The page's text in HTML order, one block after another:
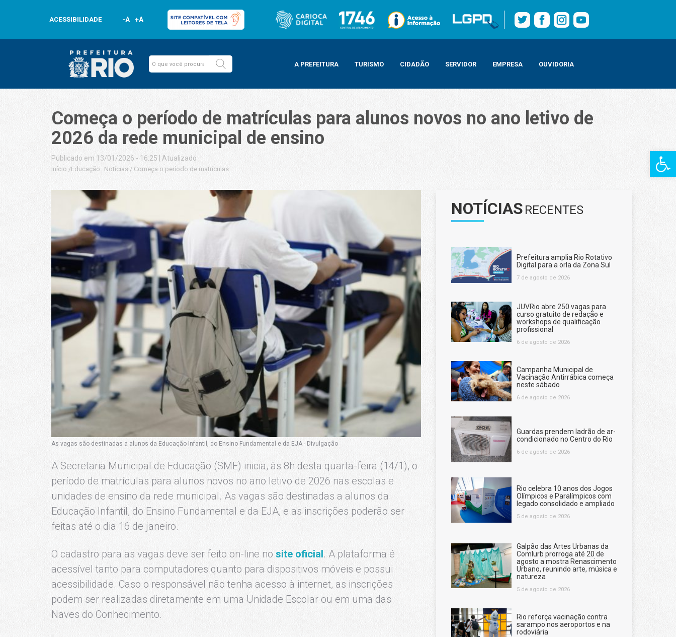
Barra de
ACESSIBILIDADE -A +A
A PREFEITURA TURISMO CIDADÃO SERVIDOR EMPRESA OUVIDORIA
Começa o período de matrículas para alunos novos no ano letivo de
2026 da rede municipal de ensino
Publicado em 13/01/2026 - 16:25 Atualizado
Início /Educação Notícias / Começa o período de matrículas para alunos novos no ano letivo de 2026 da rede municipal de ensino
As vagas são destinadas a alunos da Educação Infantil, do Ensino Fundamental e da EJA - Divulgação
A Secretaria Municipal de Educação (SME) inicia, às 8h desta quarta-feira (14/1), o
período de matrículas para alunos novos no ano letivo de 2026 nas escolas e
unidades de ensino da rede municipal. As vagas são destinadas a alunos da
Educação Infantil, do Ensino Fundamental e da EJA, e as inscrições poderão ser
feitas até o dia 16 de janeiro.
O cadastro para as vagas deve ser feito on-line no site oficial. A plataforma é
acessível tanto para computadores quanto para dispositivos móveis e possui
acessibilidade. Caso o responsável não tenha acesso à internet, as inscrições
podem ser realizadas diretamente em uma Unidade Escolar ou em uma das
Naves do Conhecimento.
NOTÍCIAS RECENTES
Prefeitura amplia Rio Rotativo
Digital para a orla da Zona Sul
7 de agosto de 2026
JUVRio abre 250 vagas para
curso gratuito de redação e
workshops de qualificação
profissional
6 de agosto de 2026
Campanha Municipal de
Vacinação Antirrábica começa
neste sábado
6 de agosto de 2026
Guardas prendem ladrão de ar-
condicionado no Centro do Rio
6 de agosto de 2026
Rio celebra 10 anos dos Jogos
Olímpicos e Paralímpicos com
legado consolidado e ampliado
5 de agosto de 2026
Galpão das Artes Urbanas da
Comlurb prorroga até 20 de
agosto a mostra Renascimento
Urbano, reunindo arte, música e
natureza
5 de agosto de 2026
Rio reforça vacinação contra
sarampo nos aeroportos e na
rodoviária